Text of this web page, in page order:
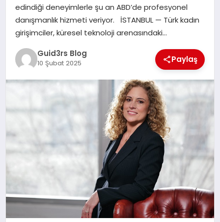
EĞITIM
edindiği deneyimlerle şu an ABD’de profesyonel
danışmanlık hizmeti veriyor. İSTANBUL — Türk kadın
girişimciler, küresel teknoloji arenasındaki…
Guid3rs Blog
10 Şubat 2025 Paylaş